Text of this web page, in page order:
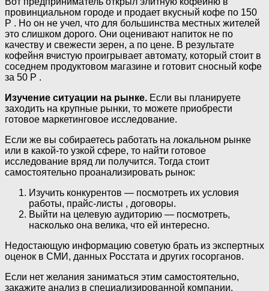
провинциальном городе и продает вкусный кофе по 150
Р . Но он не учел, что для большинства местных жителей
это слишком дорого. Они оценивают напиток не по
качеству и свежести зерен, а по цене. В результате
кофейня вчистую проигрывает автомату, который стоит в
соседнем продуктовом магазине и готовит сносный кофе
за 50 Р .
Изучение ситуации на рынке. Если вы планируете
заходить на крупные рынки, то можете приобрести
готовое маркетинговое исследование.
Если же вы собираетесь работать на локальном рынке
или в какой-то узкой сфере, то найти готовое
исследование вряд ли получится. Тогда стоит
самостоятельно проанализировать рынок:
Изучить конкурентов — посмотреть их условия
работы, прайс-листы , договоры.
Выйти на целевую аудиторию — посмотреть,
насколько она велика, что ей интересно.
Недостающую информацию советую брать из экспертных
оценок в СМИ, данных Росстата и других госорганов.
Если нет желания заниматься этим самостоятельно,
закажите анализ в специализированной компании.